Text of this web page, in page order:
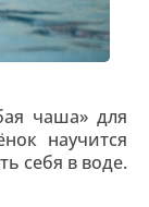
чаша» для
научится
себя в воде.